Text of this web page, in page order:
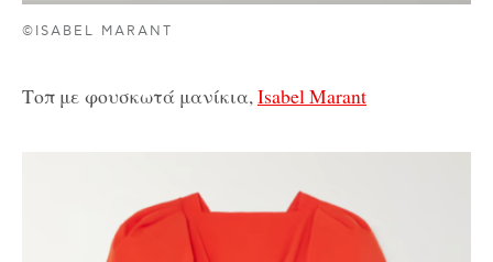
©ISABEL MARANT
Τοπ με φουσκωτά μανίκια,Isabel Marant